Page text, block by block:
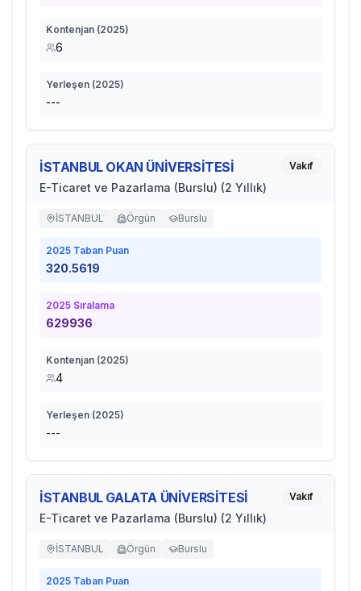
Kontenjan (2025)
6
Yerleşen (2025)
---
İSTANBUL OKAN ÜNİVERSİTESİ
E-Ticaret ve Pazarlama (Burslu) (2 Yıllık)
Vakıf
İSTANBUL Örgün Burslu
2025 Taban Puan
320.5619
2025 Sıralama
629936
Kontenjan (2025)
4
Yerleşen (2025)
---
İSTANBUL GALATA ÜNİVERSİTESİ
E-Ticaret ve Pazarlama (Burslu) (2 Yıllık)
Vakıf
İSTANBUL Örgün Burslu
2025 Taban Puan